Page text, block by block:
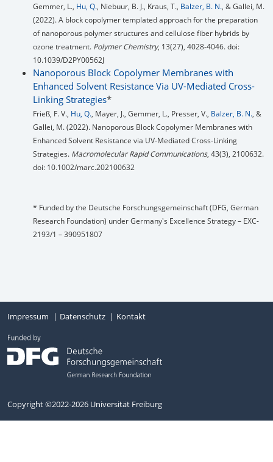
Gemmer, L., Hu, Q., Niebuur, B. J., Kraus, T., Balzer, B. N., & Gallei, M.
(2022). A block copolymer templated approach for the preparation
of nanoporous polymer structures and cellulose fiber hybrids by
ozone treatment. Polymer Chemistry, 13(27), 4028-4046. doi:
10.1039/D2PY00562J
Nanoporous Block Copolymer Membranes with
Enhanced Solvent Resistance Via UV-Mediated Cross-
Linking Strategies*
Frieß, F. V., Hu, Q., Mayer, J., Gemmer, L., Presser, V., Balzer, B. N., &
Gallei, M. (2022). Nanoporous Block Copolymer Membranes with
Enhanced Solvent Resistance via UV‐Mediated Cross‐Linking
Strategies. Macromolecular Rapid Communications, 43(3), 2100632.
doi: 10.1002/marc.202100632
* Funded by the Deutsche Forschungsgemeinschaft (DFG, German
Research Foundation) under Germany's Excellence Strategy – EXC-
2193/1 – 390951807
Impressum Datenschutz Kontakt
Copyright ©2022-2026 Universität Freiburg